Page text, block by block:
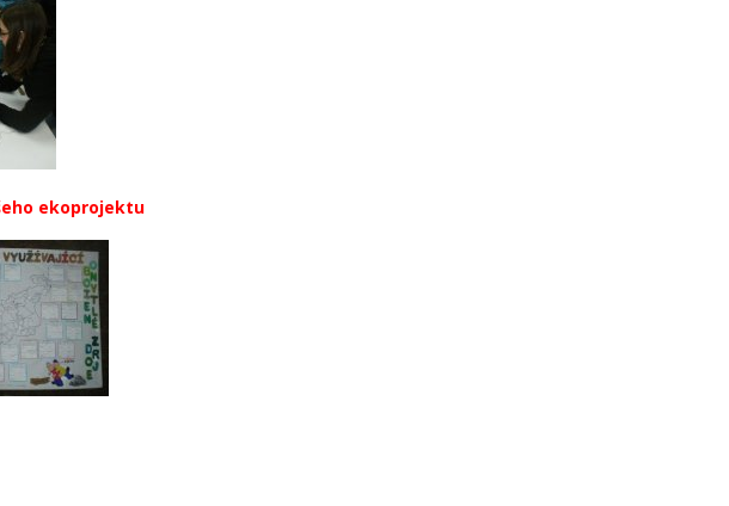
ekoprojektu